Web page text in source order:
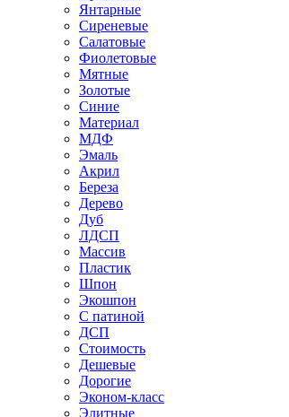
Янтарные
Сиреневые
Салатовые
Фиолетовые
Мятные
Золотые
Синие
Материал
МДФ
Эмаль
Акрил
Береза
Дерево
Дуб
ЛДСП
Массив
Пластик
Шпон
Экошпон
С патиной
ДСП
Стоимость
Дешевые
Дорогие
Эконом-класс
Элитные